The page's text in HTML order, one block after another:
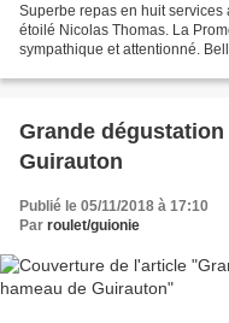
Superbe repas en huit
étoilé Nicolas Thomas. La
sympathique et attentionné.
Grande
Guirauton
Publié le 05/11/2018 à 17:10
Par roulet/guionie